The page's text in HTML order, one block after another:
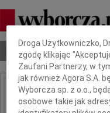
Nekrologi Odeszli
IMIĘ I NAZWISKO:
Dbamy o Twoją
Droga Użytkowniczko,
zgodę klikając
Zaufani Partnerzy, w
jak również Agora S.A.
Wyborcza sp. z o.o.,
osobowe takie jak